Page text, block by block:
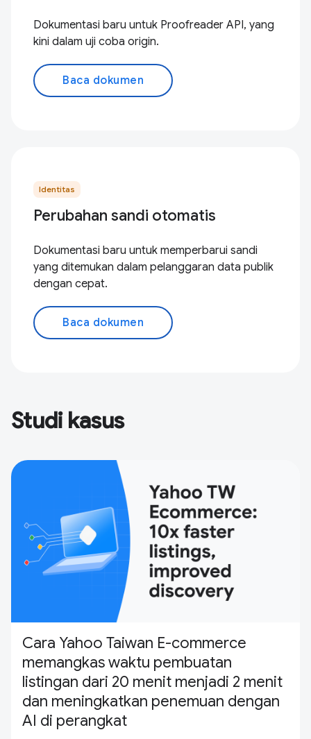
Dokumentasi baru untuk Proofreader API, yang
kini dalam uji coba origin.
Baca dokumen
Identitas
Perubahan sandi otomatis
Dokumentasi baru untuk memperbarui sandi
yang ditemukan dalam pelanggaran data publik
dengan cepat.
Baca dokumen
Studi kasus
Cara Yahoo Taiwan E-commerce
memangkas waktu pembuatan
listingan dari 20 menit menjadi 2 menit
dan meningkatkan penemuan dengan
AI di perangkat